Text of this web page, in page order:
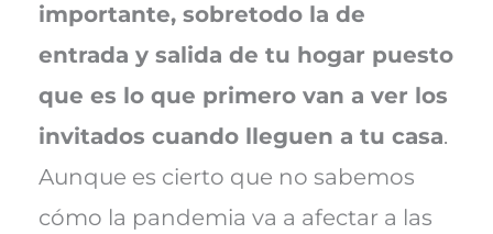
importante, sobretodo la de
entrada y salida de tu hogar puesto
que es lo que primero van a ver los
invitados cuando lleguen a tu casa.
Aunque es cierto que no sabemos
cómo la pandemia va a afectar a las